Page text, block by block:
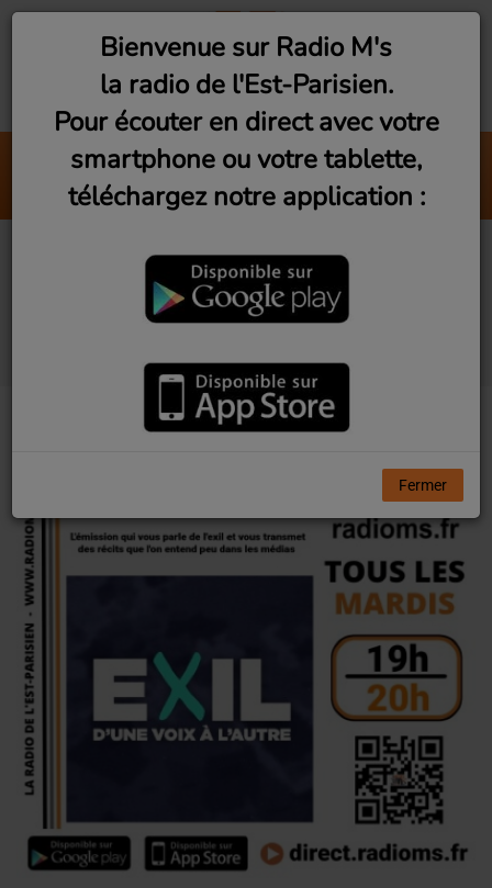
Photomaton
Jabberwocky
Exil, d'une voix à l'autre
#10 - Syrie après la
Bienvenue sur Radio M's
la radio de l'Est-Parisien.
Pour écouter en direct avec votre
smartphone ou votre tablette,
téléchargez notre application :
Fermer